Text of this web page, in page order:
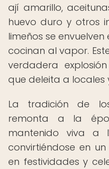
ají amarillo,
huevo duro y otros
limeños se
cocinan al vapor.
verdadera
que deleita a locales
La tradición de
remonta a la
mantenido viva a
convirtiéndose en
en festividades y